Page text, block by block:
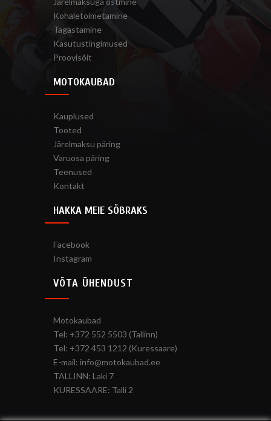
Kohaletoimetamine
Tagastamine
Kasutustingimused
Proovisõit
MOTOKAUBAD
Kauplused
Tooted
Järelmaksu päring
Varuosa päring
Teenused
Kontakt
HAKKA MEIE SÕBRAKS
Facebook
Instagram
VÕTA ÜHENDUST
Motokaubad
Tel: +372 552 5503 (Tallinn)
Tel: +372 453 1212 (Kuressaare)
E-mail: info@motokaubad.ee
TALLINN: Laki 7
KURESSAARE: Talli 2